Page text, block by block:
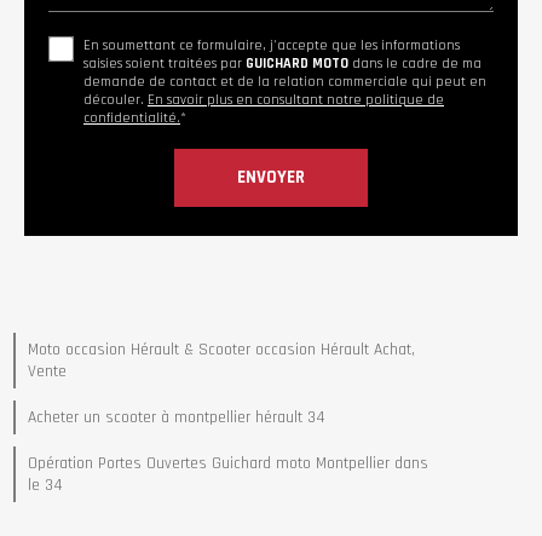
En soumettant ce formulaire, j'accepte que les informations
saisies soient traitées par GUICHARD MOTO dans le cadre de ma
demande de contact et de la relation commerciale qui peut en
découler. En savoir plus en consultant notre politique de
confidentialité.*
Moto occasion Hérault & Scooter occasion Hérault Achat,
Vente
Acheter un scooter à montpellier hérault 34
Opération Portes Ouvertes Guichard moto Montpellier dans
le 34